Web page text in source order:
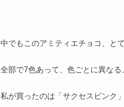
中でもこのアミティエチョコ、と
全部で7色あって、色ごとに異なる
私が買ったのは「サクセスピンク」